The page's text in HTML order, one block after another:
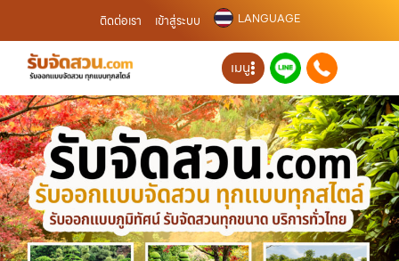
ติดต่อเรา เข้าสู่ระบบ LANGUAGE
เมนู